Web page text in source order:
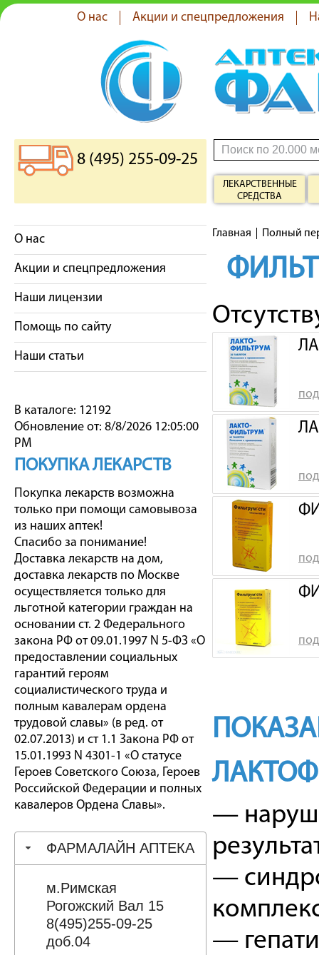
О нас Акции и спецпредложения
8 (495) 255-09-25
ЛЕКАРСТВЕННЫЕ
СРЕДСТВА
О нас
Акции и спецпредложения
Наши лицензии
Помощь по сайту
Наши статьи
В каталоге: 12192
Обновление от: 8/8/2026 12:05:00
PM
ПОКУПКА ЛЕКАРСТВ
Покупка лекарств возможна
только при помощи самовывоза
из наших аптек!
Спасибо за понимание!
Доставка лекарств на дом,
доставка лекарств по Москве
осуществляется только для
льготной категории граждан на
основании ст. 2 Федерального
закона РФ от 09.01.1997 N 5-ФЗ «О
предоставлении социальных
гарантий героям
социалистического труда и
полным кавалерам ордена
трудовой славы» (в ред. от
02.07.2013) и ст 1.1 Закона РФ от
15.01.1993 N 4301-1 «О статусе
Героев Советского Союза, Героев
Российской Федерации и полных
кавалеров Ордена Славы».
ФАРМАЛАЙН АПТЕКА
м.Римская
Рогожский Вал 15
8(495)255-09-25
доб.04
Главная Полный
—
—
—